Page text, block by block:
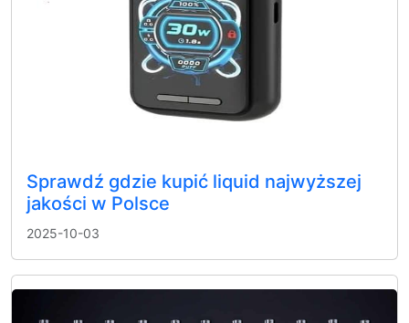
Sprawdź gdzie kupić liquid najwyższej
jakości w Polsce
2025-10-03